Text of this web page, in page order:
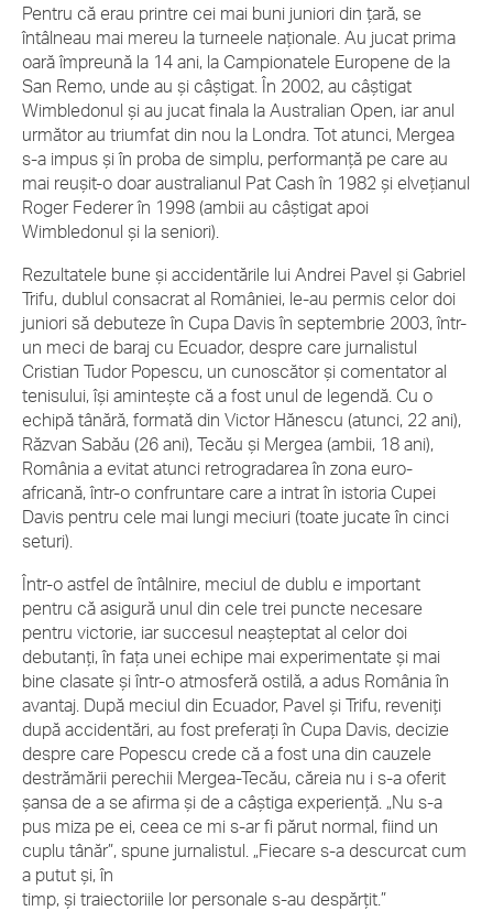
Pentru că erau printre cei mai buni juniori din ţară, se
întâlneau mai mereu la turneele naţionale. Au jucat prima
oară împreună la 14 ani, la Campionatele Europene de la
San Remo, unde au şi câştigat. În 2002, au câştigat
Wimbledonul şi au jucat finala la Australian Open, iar anul
următor au triumfat din nou la Londra. Tot atunci, Mergea
s-a impus şi în proba de simplu, performanţă pe care au
mai reuşit-o doar australianul Pat Cash în 1982 şi elveţianul
Roger Federer în 1998 (ambii au câştigat apoi
Wimbledonul şi la seniori).
Rezultatele bune şi accidentările lui Andrei Pavel şi Gabriel
Trifu, dublul consacrat al României, le-au permis celor doi
juniori să debuteze în Cupa Davis în septembrie 2003, într-
un meci de baraj cu Ecuador, despre care jurnalistul
Cristian Tudor Popescu, un cunoscător şi comentator al
tenisului, îşi aminteşte că a fost unul de legendă. Cu o
echipă tânără, formată din Victor Hănescu (atunci, 22 ani),
Răzvan Sabău (26 ani), Tecău şi Mergea (ambii, 18 ani),
România a evitat atunci retrogradarea în zona euro-
africană, într-o confruntare care a intrat în istoria Cupei
Davis pentru cele mai lungi meciuri (toate jucate în cinci
seturi).
Într-o astfel de întâlnire, meciul de dublu e important
pentru că asigură unul din cele trei puncte necesare
pentru victorie, iar succesul neaşteptat al celor doi
debutanţi, în faţa unei echipe mai experimentate şi mai
bine clasate şi într-o atmosferă ostilă, a adus România în
avantaj. După meciul din Ecuador, Pavel şi Trifu, reveniţi
după accidentări, au fost preferaţi în Cupa Davis, decizie
despre care Popescu crede că a fost una din cauzele
destrămării perechii Mergea-Tecău, căreia nu i s-a oferit
şansa de a se afirma şi de a câştiga experienţă. „Nu s-a
pus miza pe ei, ceea ce mi s-ar fi părut normal, fiind un
cuplu tânăr”, spune jurnalistul. „Fiecare s-a descurcat cum
a putut şi, în
timp, şi traiectoriile lor personale s-au despărţit.”